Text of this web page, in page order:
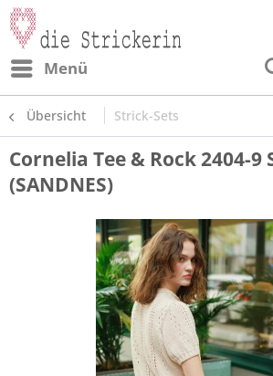
Menü
Übersicht Strick-Sets
Cornelia Tee & Rock 2404-9
(SANDNES)